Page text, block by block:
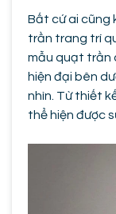
Bất cứ ai cũng
trần trang trí
mẫu quạt trần
hiện đại bên
nhìn. Từ thiết
thể hiện được